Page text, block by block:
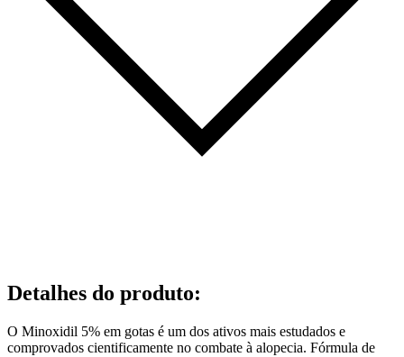
Detalhes do produto:
O Minoxidil 5% em gotas é um dos ativos mais estudados e
comprovados cientificamente no combate à alopecia. Fórmula de